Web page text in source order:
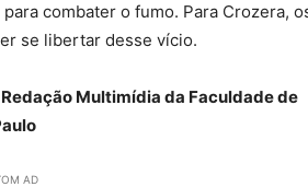
combater o fumo. Para Crozera,
se libertar desse vício.
Multimídia da Faculdade de
AD